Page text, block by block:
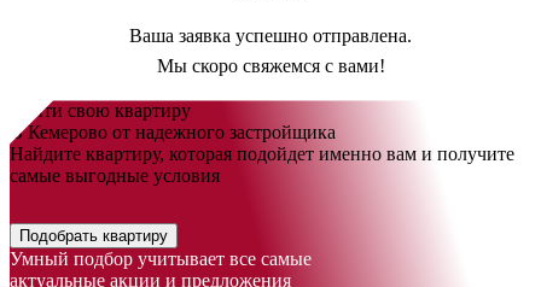
Ваша заявка успешно отправлена.
Мы скоро свяжемся с вами!
Найти свою квартиру
В Кемерово от надежного застройщика
Найдите квартиру, которая подойдет именно вам и получите
самые выгодные условия
Подобрать квартиру
Умный подбор учитывает все самые
актуальные акции и предложения